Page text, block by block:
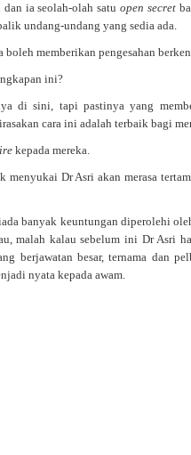
dan ia seolah-olah satuopen secret
undang-undang yang sedia ada.
memberikan pengesahan
ini?
di sini, tapi pastinya yang
cara ini adalah terbaik bagi
kepada mereka.
Dr Asri akan merasa
banyak keuntungan diperolehi
malah kalau sebelum ini Dr Asri
berjawatan besar, ternama dan
nyata kepada awam.